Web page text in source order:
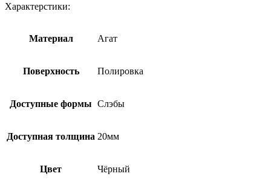
Характерстики:
Материал Агат
Поверхность Полировка
Доступные формы Слэбы
Доступная толщина 20мм
Цвет Чёрный